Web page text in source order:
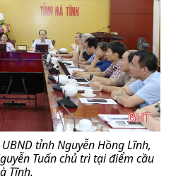
tỉnh Nguyễn Hồng Lĩnh,
Tuấn chủ trì tại điểm cầu
Tĩnh.